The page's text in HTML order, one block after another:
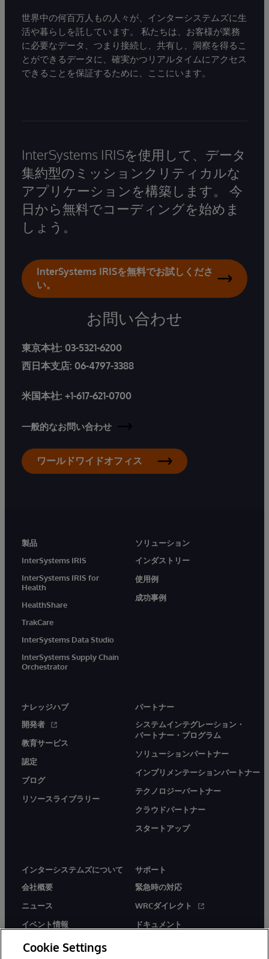
世界中の何百万人もの人々が、インターシステムズに生
活や暮らしを託しています。 私たちは、お客様が業務
に必要なデータ、つまり接続し、共有し、洞察を得るこ
とができるデータに、確実かつリアルタイムにアクセス
できることを保証するために、ここにいます。
InterSystems IRISを使用して、データ
集約型のミッションクリティカルな
アプリケーションを構築します。 今
日から無料でコーディングを始めま
しょう。
InterSystems IRISを無料でお試しくださ
い。
お問い合わせ
東京本社: 03-5321-6200
西日本支店: 06-4797-3388
米国本社: +1-617-621-0700
一般的なお問い合わせ
ワールドワイドオフィス
製品
InterSystems IRIS
InterSystems IRIS for
Health
HealthShare
TrakCare
InterSystems Data Studio
InterSystems Supply Chain
Orchestrator
ソリューション
インダストリー
使用例
成功事例
ナレッジハブ
開発者
教育サービス
認定
ブログ
リソースライブラリー
パートナー
システムインテグレーション・
パートナー・プログラム
ソリューションパートナー
インプリメンテーションパートナー
テクノロジーパートナー
クラウドパートナー
スタートアップ
インターシステムズについて
会社概要
ニュース
イベント情報
採用情報
サポート
緊急時の対応
WRCダイレクト
ドキュメント
Cookie Settings